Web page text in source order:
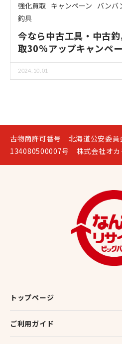
強化買取 キャンペーン バンバ
釣具
今なら中古工具・中古
取30%アップキャンペ
2024.10.01
古物商許可番号 北海道公安委
134080500007号 株式会社オカ
トップページ
ご利用ガイド